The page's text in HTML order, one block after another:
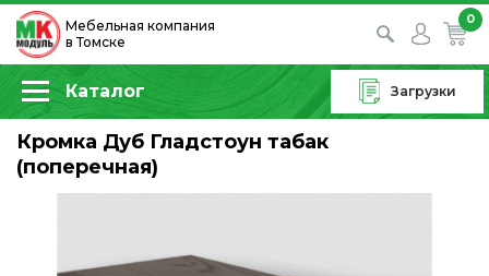
Мебельная компания
в Томске
0
Каталог Загрузки
Кромка Дуб Гладстоун табак
(поперечная)